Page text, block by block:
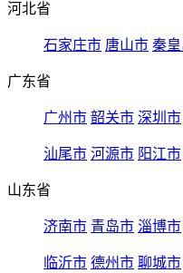
河北省
石家庄市 唐山市 秦
广东省
广州市 韶关市 深圳市
汕尾市 河源市 阳江市
山东省
济南市 青岛市 淄博市
临沂市 德州市 聊城市